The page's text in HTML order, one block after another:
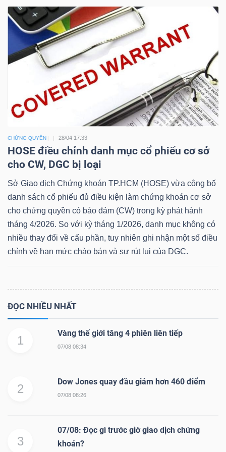
CHỨNG QUYỀN 28/04 17:33
HOSE điều chỉnh danh mục cổ phiếu cơ sở
cho CW, DGC bị loại
Sở Giao dịch Chứng khoán TP.HCM (HOSE) vừa công bố
danh sách cổ phiếu đủ điều kiện làm chứng khoán cơ sở
cho chứng quyền có bảo đảm (CW) trong kỳ phát hành
tháng 4/2026. So với kỳ tháng 1/2026, danh mục không có
nhiều thay đổi về cấu phần, tuy nhiên ghi nhận một số điều
chỉnh về hạn mức chào bán và sự rút lui của DGC.
ĐỌC NHIỀU NHẤT
1
Vàng thế giới tăng 4 phiên liên tiếp
07/08 08:34
2
Dow Jones quay đầu giảm hơn 460 điểm
07/08 08:26
3
07/08: Đọc gì trước giờ giao dịch chứng
khoán?
Công
tư
Truyền
thông
tài
chính